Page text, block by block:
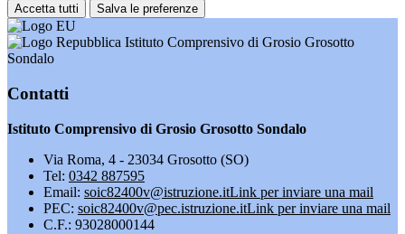
Accetta tutti Salva le preferenze
Istituto Comprensivo di Grosio Grosotto
Sondalo
Contatti
Istituto Comprensivo di Grosio Grosotto Sondalo
Via Roma, 4 - 23034 Grosotto (SO)
Tel: 0342 887595
Email: soic82400v@istruzione.itLink per inviare una mail
PEC: soic82400v@pec.istruzione.itLink per inviare una mail
C.F.: 93028000144